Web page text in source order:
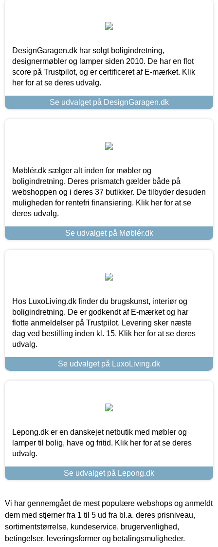
DesignGaragen.dk har solgt boligindretning,
designermøbler og lamper siden 2010. De har en flot
score på Trustpilot, og er certificeret af E-mærket. Klik
her for at se deres udvalg.
Se udvalget på DesignGaragen.dk
Møblér.dk sælger alt inden for møbler og
boligindretning. Deres prismatch gælder både på
webshoppen og i deres 37 butikker. De tilbyder desuden
muligheden for rentefri finansiering. Klik her for at se
deres udvalg.
Se udvalget på Møblér.dk
Hos LuxoLiving.dk finder du brugskunst, interiør og
boligindretning. De er godkendt af E-mærket og har
flotte anmeldelser på Trustpilot. Levering sker næste
dag ved bestilling inden kl. 15. Klik her for at se deres
udvalg.
Se udvalget på LuxoLiving.dk
Lepong.dk er en danskejet netbutik med møbler og
lamper til bolig, have og fritid. Klik her for at se deres
udvalg.
Se udvalget på Lepong.dk
Vi har gennemgået de mest populære webshops og anmeldt
dem med stjerner fra 1 til 5 ud fra bl.a. deres prisniveau,
sortimentstørrelse, kundeservice, brugervenlighed,
betingelser, leveringsformer og betalingsmuligheder.